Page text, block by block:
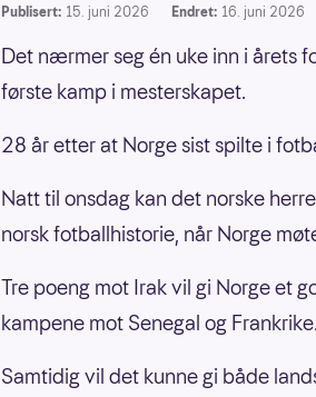
Publisert: 15. juni 2026 Endret: 16. juni 2026
Det nærmer seg én uke inn i årets
første kamp i mesterskapet.
28 år etter at Norge sist spilte i
Natt til onsdag kan det norske
norsk fotballhistorie, når Norge
Tre poeng mot Irak vil gi Norge et
kampene mot Senegal og Frankrike.
Samtidig vil det kunne gi både